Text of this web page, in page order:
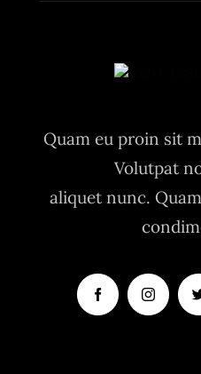
Quam eu proin sit
Volutpat
aliquet nunc.